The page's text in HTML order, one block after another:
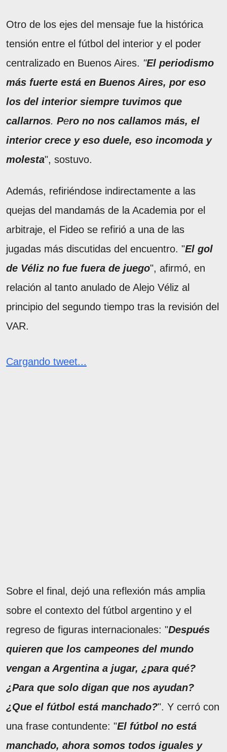
Otro de los ejes del mensaje fue la histórica
tensión entre el fútbol del interior y el poder
centralizado en Buenos Aires. "El periodismo
más fuerte está en Buenos Aires, por eso
los del interior siempre tuvimos que
callarnos. Pero no nos callamos más, el
interior crece y eso duele, eso incomoda y
molesta", sostuvo.
Además, refiriéndose indirectamente a las
quejas del mandamás de la Academia por el
arbitraje, el Fideo se refirió a una de las
jugadas más discutidas del encuentro. "El gol
de Véliz no fue fuera de juego", afirmó, en
relación al tanto anulado de Alejo Véliz al
principio del segundo tiempo tras la revisión del
VAR.
Cargando tweet...
Sobre el final, dejó una reflexión más amplia
sobre el contexto del fútbol argentino y el
regreso de figuras internacionales: "Después
quieren que los campeones del mundo
vengan a Argentina a jugar, ¿para qué?
¿Para que solo digan que nos ayudan?
¿Que el fútbol está manchado?". Y cerró con
una frase contundente: "El fútbol no está
manchado, ahora somos todos iguales y